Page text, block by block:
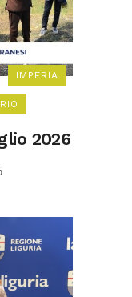
IMPERIA
2026